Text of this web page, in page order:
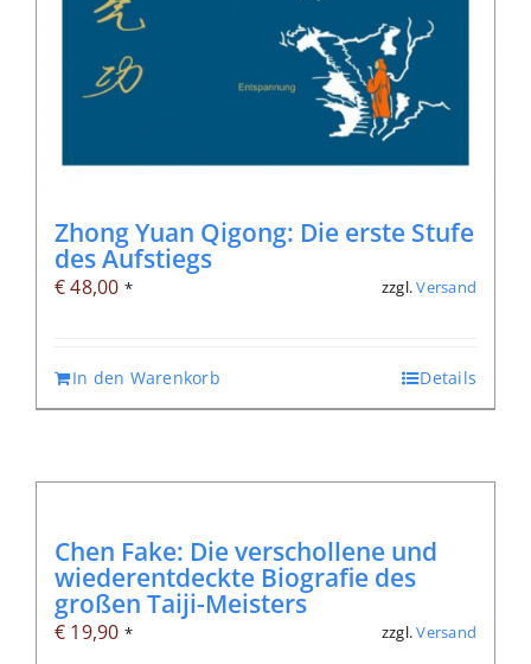
Zhong Yuan Qigong: Die erste Stufe
des Aufstiegs
€48,00 * zzgl.Versand
In den Warenkorb Details
Chen Fake: Die verschollene und
wiederentdeckte Biografie des
großen Taiji-Meisters
€ 19,90 * zzgl.Versand